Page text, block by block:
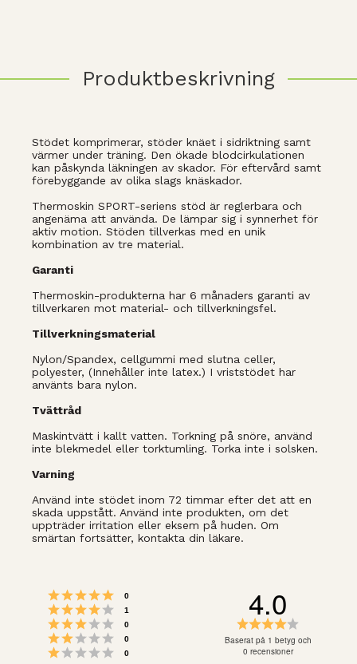
Produktbeskrivning
Stödet komprimerar, stöder knäet i sidriktning samt
värmer under träning. Den ökade blodcirkulationen
kan påskynda läkningen av skador. För eftervård samt
förebyggande av olika slags knäskador.
Thermoskin SPORT-seriens stöd är reglerbara och
angenäma att använda. De lämpar sig i synnerhet för
aktiv motion. Stöden tillverkas med en unik
kombination av tre material.
Garanti
Thermoskin-produkterna har 6 månaders garanti av
tillverkaren mot material- och tillverkningsfel.
Tillverkningsmaterial
Nylon/Spandex, cellgummi med slutna celler,
polyester, (Innehåller inte latex.) I vriststödet har
använts bara nylon.
Tvättråd
Maskintvätt i kallt vatten. Torkning på snöre, använd
inte blekmedel eller torktumling. Torka inte i solsken.
Varning
Använd inte stödet inom 72 timmar efter det att en
skada uppstått. Använd inte produkten, om det
uppträder irritation eller eksem på huden. Om
smärtan fortsätter, kontakta din läkare.
Betyg: 5 utav 5 stjärnor
0
Betyg: 4 utav 5 stjärnor
1
Betyg: 3 utav 5 stjärnor
0
Betyg: 2 utav 5 stjärnor
0
Betyg: 1 utav 5 stjärnor
0
4.0
4.0
Baserat på 1 betyg och
0 recensioner